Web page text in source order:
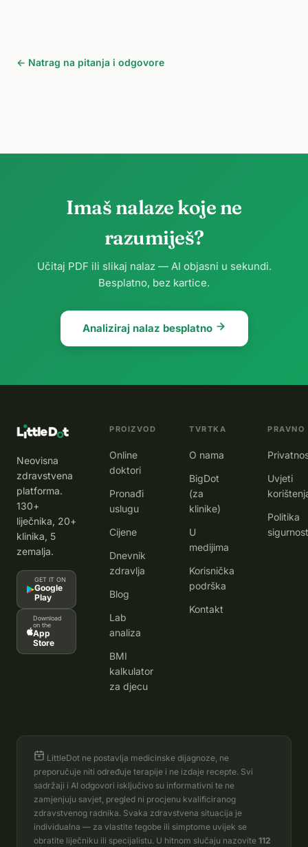
← Natrag na pitanja i odgovore
Imaš nalaze koje ne
razumiješ?
Učitaj PDF ili slikaj nalaz — AI objasni u sekundi.
Besplatno, bez kartice.
Analiziraj nalaz besplatno
Neovisna
zdravstvena
platforma.
130+
liječnika, 20+
klinika, 5
zemalja.
GET IT ON
Google
Play
Download
on the
App
Store
PROIZVOD
Online
doktori
Pronađi
uslugu
Cijene
Dnevnik
zdravlja
Blog
Lab
analiza
BMI
kalkulator
za djecu
TVRTKA
O nama
BigDot
(za
klinike)
U
medijima
Korisnička
podrška
Kontakt
PRAVNO
Uvjeti
Politika
LittleDot ne postavlja medicinske dijagnoze, ne
preporučuje niti određuje terapije i ne izdaje recepte. Svi
sadržaji i AI odgovori isključivo su informativni te ne
zamjenjuju savjet, pregled ni procjenu kvalificiranog
zdravstvenog radnika. Svaka zdravstvena situacija je
individualna — za vlastite tegobe ili simptome uvijek se
obratite liječniku ili specijalistu. U hitnom slučaju nazovite 112